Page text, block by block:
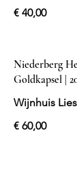
€ 40,00
Niederberg
Goldkapsel |
Wijnhuis
€ 60,00